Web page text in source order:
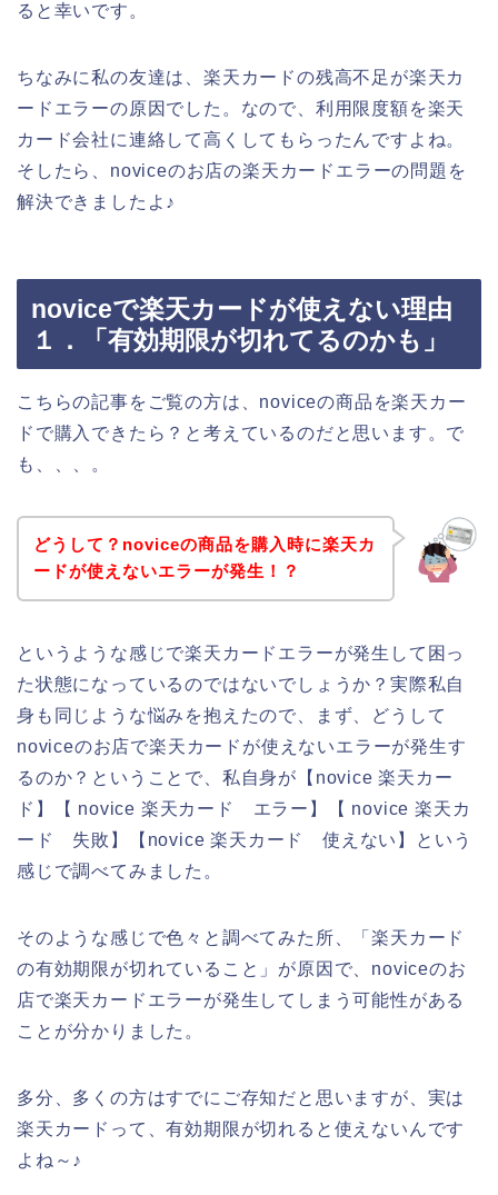
ると幸いです。
ちなみに私の友達は、楽天カードの残高不足が楽天カ
ードエラーの原因でした。なので、利用限度額を楽天
カード会社に連絡して高くしてもらったんですよね。
そしたら、noviceのお店の楽天カードエラーの問題を
解決できましたよ♪
noviceで楽天カードが使えない理由
１．「有効期限が切れてるのかも」
こちらの記事をご覧の方は、noviceの商品を楽天カー
ドで購入できたら？と考えているのだと思います。で
も、、、。
どうして？noviceの商品を購入時に楽天カ
ードが使えないエラーが発生！？
というような感じで楽天カードエラーが発生して困っ
た状態になっているのではないでしょうか？実際私自
身も同じような悩みを抱えたので、まず、どうして
noviceのお店で楽天カードが使えないエラーが発生す
るのか？ということで、私自身が【novice 楽天カー
ド】【 novice 楽天カード エラー】【 novice 楽天カ
ード 失敗】【novice 楽天カード 使えない】という
感じで調べてみました。
そのような感じで色々と調べてみた所、「楽天カード
の有効期限が切れていること」が原因で、noviceのお
店で楽天カードエラーが発生してしまう可能性がある
ことが分かりました。
多分、多くの方はすでにご存知だと思いますが、実は
楽天カードって、有効期限が切れると使えないんです
よね～♪